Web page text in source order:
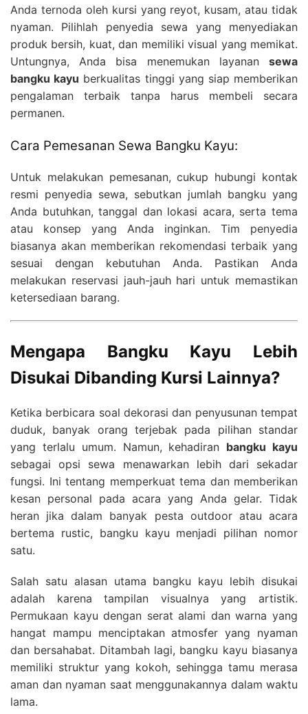
Anda ternoda oleh kursi yang reyot, kusam, atau tidak
nyaman. Pilihlah penyedia sewa yang menyediakan
produk bersih, kuat, dan memiliki visual yang memikat.
Untungnya, Anda bisa menemukan layanan sewa
bangku kayu berkualitas tinggi yang siap memberikan
pengalaman terbaik tanpa harus membeli secara
permanen.
Cara Pemesanan Sewa Bangku Kayu:
Untuk melakukan pemesanan, cukup hubungi kontak
resmi penyedia sewa, sebutkan jumlah bangku yang
Anda butuhkan, tanggal dan lokasi acara, serta tema
atau konsep yang Anda inginkan. Tim penyedia
biasanya akan memberikan rekomendasi terbaik yang
sesuai dengan kebutuhan Anda. Pastikan Anda
melakukan reservasi jauh-jauh hari untuk memastikan
ketersediaan barang.
Mengapa Bangku Kayu Lebih
Disukai Dibanding Kursi Lainnya?
Ketika berbicara soal dekorasi dan penyusunan tempat
duduk, banyak orang terjebak pada pilihan standar
yang terlalu umum. Namun, kehadiran bangku kayu
sebagai opsi sewa menawarkan lebih dari sekadar
fungsi. Ini tentang memperkuat tema dan memberikan
kesan personal pada acara yang Anda gelar. Tidak
heran jika dalam banyak pesta outdoor atau acara
bertema rustic, bangku kayu menjadi pilihan nomor
satu.
Salah satu alasan utama bangku kayu lebih disukai
adalah karena tampilan visualnya yang artistik.
Permukaan kayu dengan serat alami dan warna yang
hangat mampu menciptakan atmosfer yang nyaman
dan bersahabat. Ditambah lagi, bangku kayu biasanya
memiliki struktur yang kokoh, sehingga tamu merasa
aman dan nyaman saat menggunakannya dalam waktu
lama.